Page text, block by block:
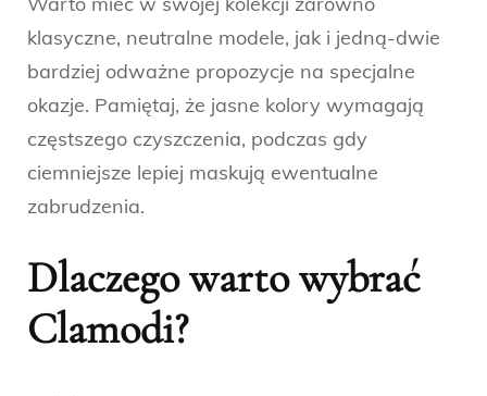
klasyczne, neutralne modele, jak i jedną-dwie
bardziej odważne propozycje na specjalne
okazje. Pamiętaj, że jasne kolory wymagają
częstszego czyszczenia, podczas gdy
ciemniejsze lepiej maskują ewentualne
zabrudzenia.
Dlaczego warto wybrać
Clamodi?